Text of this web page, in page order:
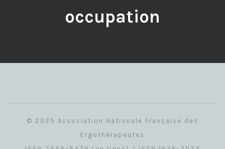
occupation
© 2025 Association Nationale Française des
Ergothérapeutes